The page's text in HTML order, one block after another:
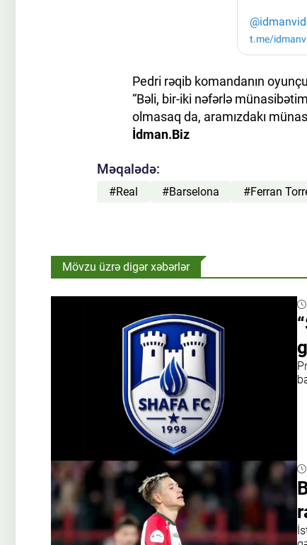
Pedri rəqib komandanın
“Bəli, bir-iki nəfərlə
olmasaq da, aramızdakı
İdman.Biz
Məqalədə:
#Real #Barselona #Ferran
Mövzu üzrə digər xəbərlər